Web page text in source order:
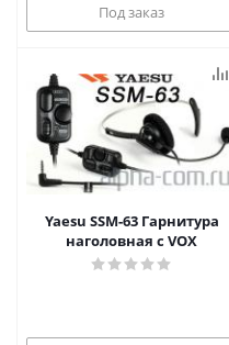
Под заказ
Yaesu SSM-63 Гарнитура
наголовная с VOX